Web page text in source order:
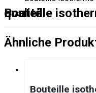
Bouteille isotherme noire de haute qualité
Ähnliche
Bouteille